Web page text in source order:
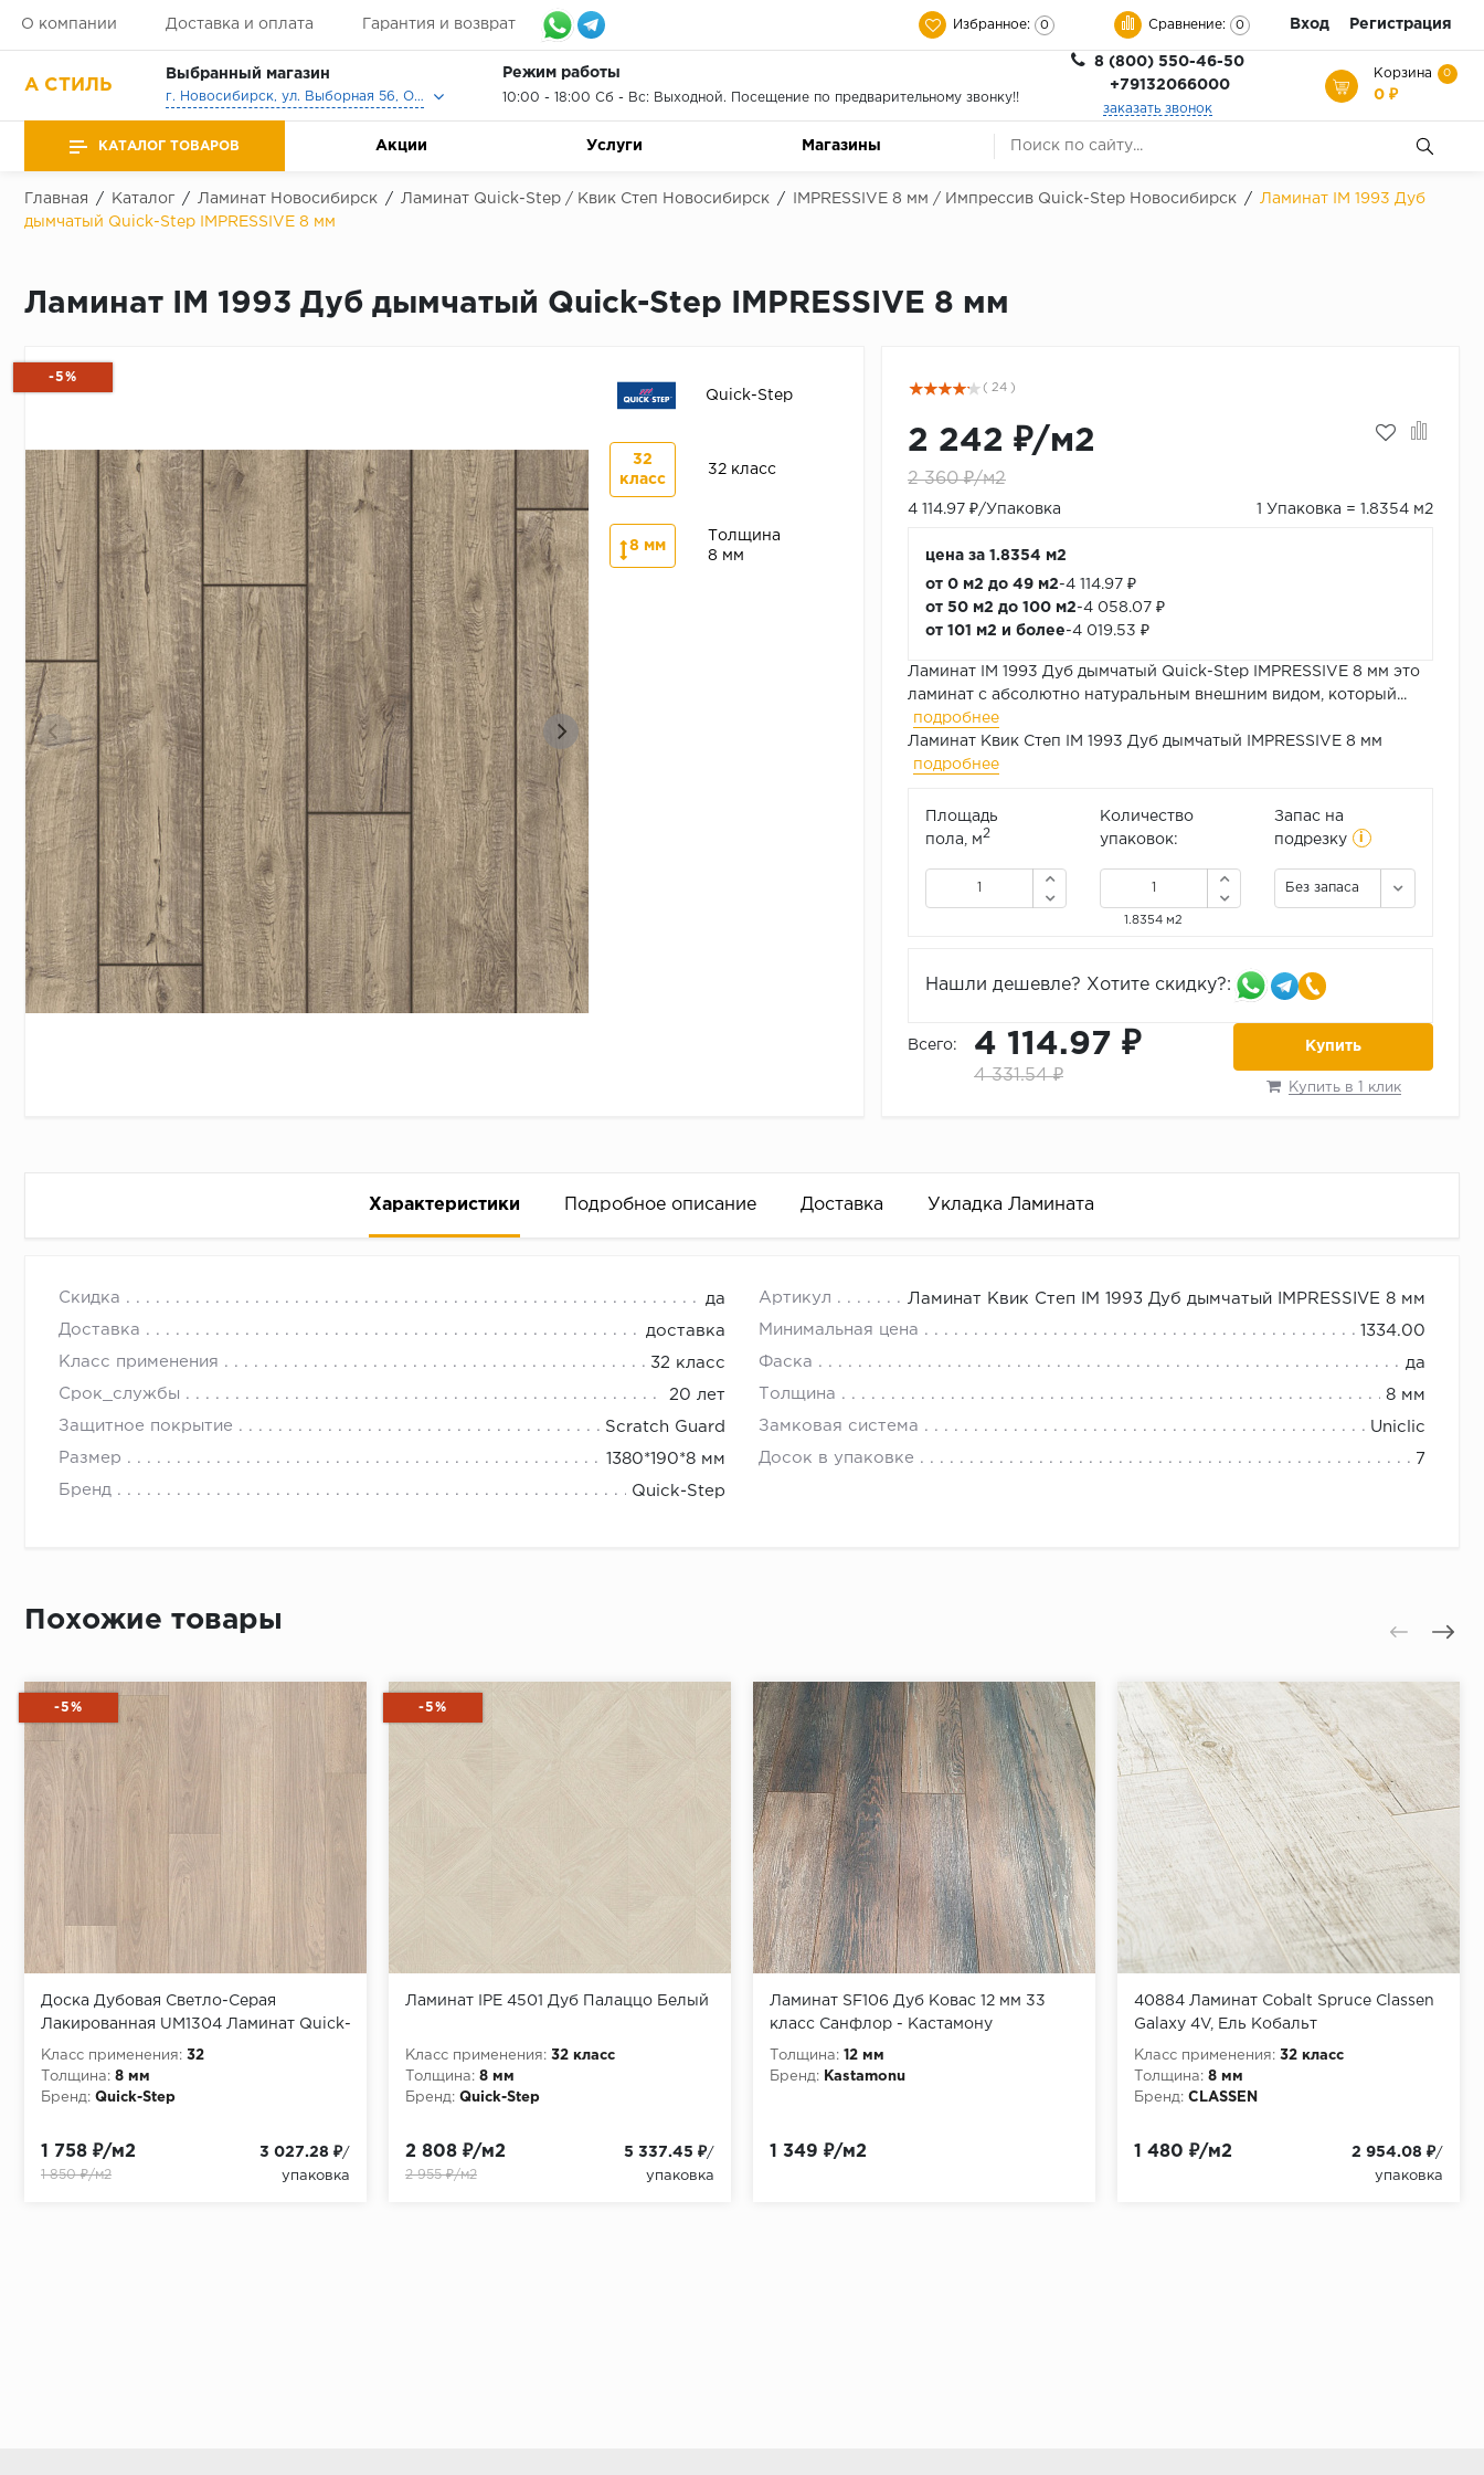
О компании Доставка и оплата Гарантия и возврат Избранное: 0 Сравнение: 0 Вход Регистрация
А СТИЛЬ
Выбранный магазин
г. Новосибирск, ул. Выборная 56, Офис, Выставочный зал
Режим работы
10:00 - 18:00 Сб - Вс: Выходной. Посещение по предварительному звонку!!
8 (800) 550-46-50
+79132066000
заказать звонок
Корзина 0
0 ₽
КАТАЛОГ ТОВАРОВ Акции Услуги Магазины
Главная / Каталог / Ламинат Новосибирск / Ламинат Quick-Step / Квик Степ Новосибирск / IMPRESSIVE 8 мм / Импрессив Quick-Step Новосибирск /
Ламинат IM 1993 Дуб
дымчатый Quick-Step IMPRESSIVE 8 мм
Ламинат IM 1993 Дуб дымчатый Quick-Step IMPRESSIVE 8 мм
-5%
Quick-Step
32
класс
32 класс
8 мм
Толщина
8 мм
( 24 )
2 242 ₽/м2
2 360 ₽/м2
4 114.97 ₽/Упаковка 1 Упаковка = 1.8354 м2
цена за 1.8354 м2
от 0 м2 до 49 м2-4 114.97 ₽
от 50 м2 до 100 м2-4 058.07 ₽
от 101 м2 и более-4 019.53 ₽
Ламинат IM 1993 Дуб дымчатый Quick-Step IMPRESSIVE 8 мм это
ламинат с абсолютно натуральным внешним видом, который...
подробнее
Ламинат Квик Степ IM 1993 Дуб дымчатый IMPRESSIVE 8 мм
подробнее
Площадь
пола, м2
Количество
упаковок:
1.8354 м2
Запас на
подрезку
i
Без запаса
Нашли дешевле? Хотите скидку?:
Всего: 4 114.97 ₽
4 331.54 ₽
Купить
Купить в 1 клик
Характеристики Подробное описание Доставка Укладка Ламината
Скидка да Артикул Ламинат Квик Степ IM 1993 Дуб дымчатый IMPRESSIVE 8 мм
Доставка доставка Минимальная цена 1334.00
Класс применения 32 класс Фаска да
Срок_службы 20 лет Толщина 8 мм
Защитное покрытие Scratch Guard Замковая система Uniclic
Размер 1380*190*8 мм Досок в упаковке 7
Бренд Quick-Step
Похожие товары
-5%
Доска Дубовая Светло-Серая
Лакированная UM1304 Ламинат Quick-
Step Eligna
Класс применения: 32
Толщина: 8 мм
Бренд: Quick-Step
1 758 ₽/м2
1 850 ₽/м2
3 027.28 ₽/
упаковка
-5%
Ламинат IPE 4501 Дуб Палаццо Белый
Класс применения: 32 класс
Толщина: 8 мм
Бренд: Quick-Step
2 808 ₽/м2
2 955 ₽/м2
5 337.45 ₽/
упаковка
Ламинат SF106 Дуб Ковас 12 мм 33
класс Санфлор - Кастамону
Толщина: 12 мм
Бренд:
Kastamonu
1 349 ₽/м2
40884 Ламинат Cobalt Spruce Classen
Galaxy 4V, Ель Кобальт
Класс применения: 32 класс
Толщина: 8 мм
Бренд: CLASSEN
1 480 ₽/м2 2 954.08 ₽/
упаковка